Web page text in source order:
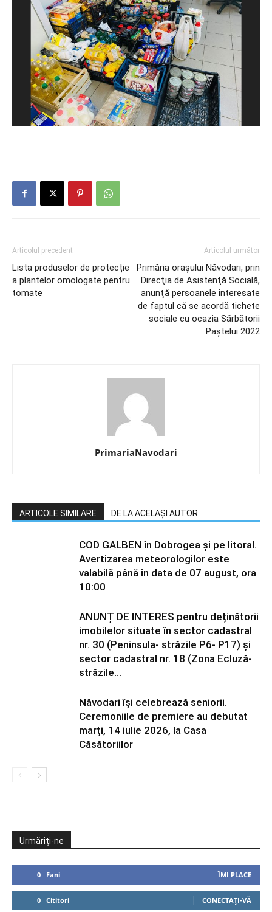
Articolul precedent
Lista produselor de protecție
a plantelor omologate pentru
tomate
Articolul următor
Primăria oraşului Năvodari, prin
Direcţia de Asistenţă Socială,
anunţă persoanele interesate
de faptul că se acordă tichete
sociale cu ocazia Sărbătorii
Paştelui 2022
PrimariaNavodari
ARTICOLE SIMILARE DE LA ACELAȘI AUTOR
COD GALBEN în Dobrogea și pe litoral.
Avertizarea meteorologilor este
valabilă până în data de 07 august, ora
10:00
ANUNȚ DE INTERES pentru deținătorii
imobilelor situate în sector cadastral
nr. 30 (Peninsula- străzile P6- P17) și
sector cadastral nr. 18 (Zona Ecluză-
străzile...
Năvodari își celebrează seniorii.
Ceremoniile de premiere au debutat
marți, 14 iulie 2026, la Casa
Căsătoriilor
Urmăriți-ne
0 Fani ÎMI PLACE
0 Cititori CONECTAȚI-VĂ